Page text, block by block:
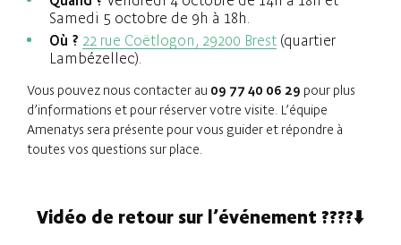
Samedi 5 octobre de 9h à 18h.
Où ? 22 rue Coëtlogon, 29200 Brest (quartier
Lambézellec).
Vous pouvez nous contacter au 09 77 40 06 29 pour plus
d’informations et pour réserver votre visite. L’équipe
Amenatys sera présente pour vous guider et répondre à
toutes vos questions sur place.
Vidéo de retour sur l’événement ????⬇️